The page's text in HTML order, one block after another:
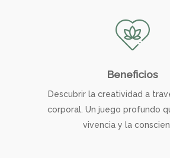
Beneficios
Descubrir la creatividad a
corporal. Un juego profundo
vivencia y la